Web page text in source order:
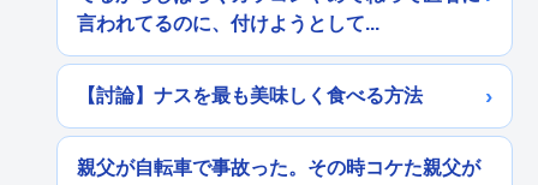
言われてるのに、付けようとして...
【討論】ナスを最も美味しく食べる方法
親父が自転車で事故った。その時コケた親父が